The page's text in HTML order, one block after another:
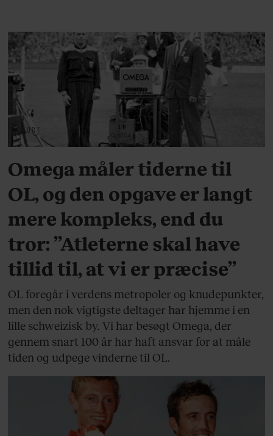
SPORT
Omega måler tiderne til
OL, og den opgave er langt
mere kompleks, end du
tror: ”Atleterne skal have
tillid til, at vi er præcise”
OL foregår i verdens metropoler og knudepunkter,
men den nok vigtigste deltager har hjemme i en
lille schweizisk by. Vi har besøgt Omega, der
gennem snart 100 år har haft ansvar for at måle
tiden og udpege vinderne til OL.